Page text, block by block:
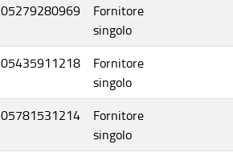
05279280969
Fornitore
singolo
05435911218
Fornitore
singolo
05781531214
Fornitore
singolo